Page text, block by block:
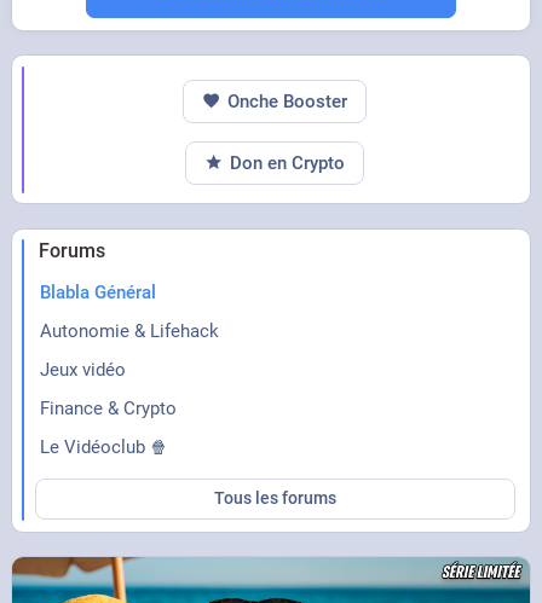
Forums
Blabla Général
Autonomie & Lifehack
Jeux vidéo
Finance & Crypto
Le Vidéoclub 🍿
Tous les forums
Onche Booster
Don en Crypto